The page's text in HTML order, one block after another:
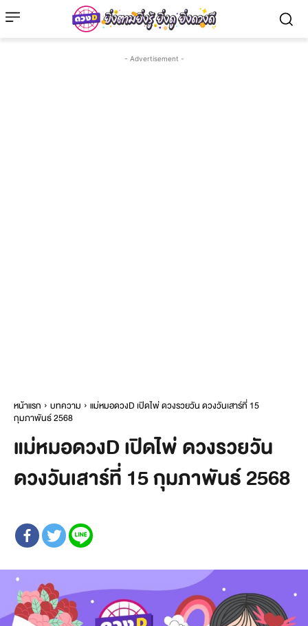
- Advertisement -
หน้าแรก บทความ
แม่หมอดวงD เปิดไพ่ ดวงรวยวัน ดวงวันเสาร์ที่ 15
กุมภาพันธ์ 2568
แม่หมอดวงD เปิดไพ่ ดวงรวยวัน
ดวงวันเสาร์ที่ 15 กุมภาพันธ์ 2568